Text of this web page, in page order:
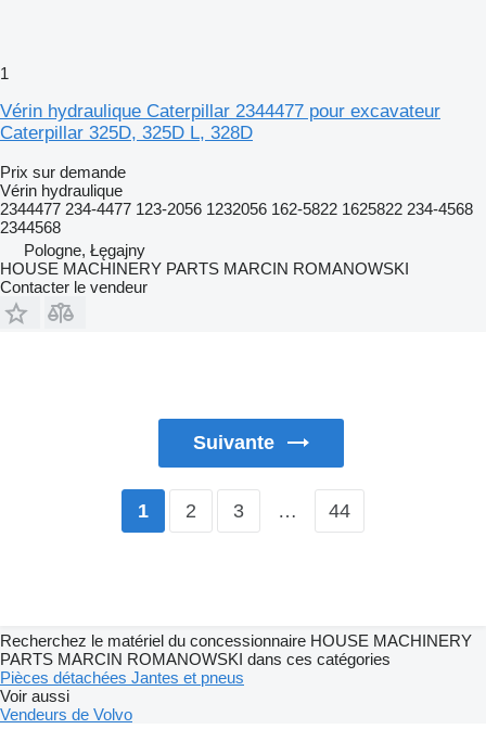
1
Vérin hydraulique Caterpillar 2344477 pour excavateur
Caterpillar 325D, 325D L, 328D
Prix sur demande
Vérin hydraulique
2344477 234-4477 123-2056 1232056 162-5822 1625822 234-4568
2344568
Pologne, Łęgajny
HOUSE MACHINERY PARTS MARCIN ROMANOWSKI
Contacter le vendeur
Suivante
1 2 3 … 44
Recherchez le matériel du concessionnaire HOUSE MACHINERY
PARTS MARCIN ROMANOWSKI dans ces catégories
Pièces détachées Jantes et pneus
Voir aussi
Vendeurs de Volvo